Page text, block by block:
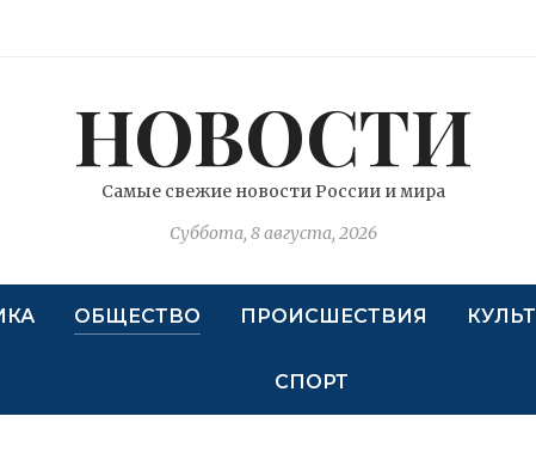
НОВОСТИ
Самые свежие новости России и мира
Суббота, 8 августа, 2026
ОБЩЕСТВО ПРОИСШЕСТВИЯ КУЛЬТ
СПОРТ